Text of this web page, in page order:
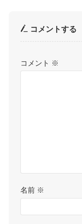
コメントする
コメント ※
名前 ※